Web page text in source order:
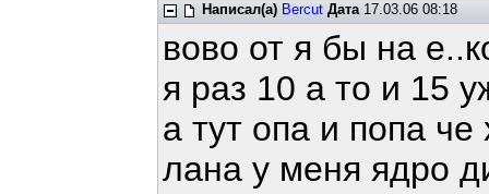
Написал(а) Bercut Дата17.03.06 08:18
вово от я бы на
я раз 10 а то и 15
а тут опа и попа
лана у меня ядро